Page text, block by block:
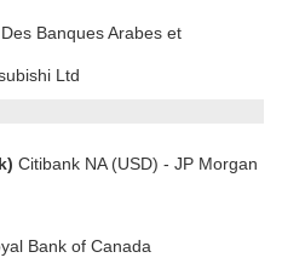
Banques Arabes et
Ltd
Citibank NA (USD) - JP Morgan
Bank of Canada